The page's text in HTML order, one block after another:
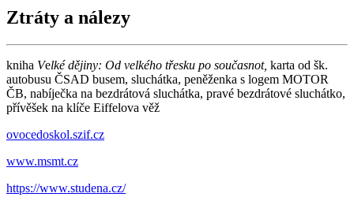
Ztráty a nálezy
kniha Velké dějiny: Od velkého třesku po současnot, karta od šk.
autobusu ČSAD busem, sluchátka, peněženka s logem MOTOR
ČB, nabíječka na bezdrátová sluchátka, pravé bezdrátové sluchátko,
přívěšek na klíče Eiffelova věž
ovocedoskol.szif.cz
www.msmt.cz
https://www.studena.cz/